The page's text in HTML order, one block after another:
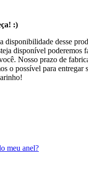
:)
disponibilidade desse
disponível poderemos
Nosso prazo de
o possível para entregar
meu anel?